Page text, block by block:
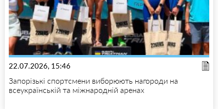
22.07.2026, 15:46
Запорізькі спортсмени виборюють нагороди на
всеукраїнській та міжнародній аренах